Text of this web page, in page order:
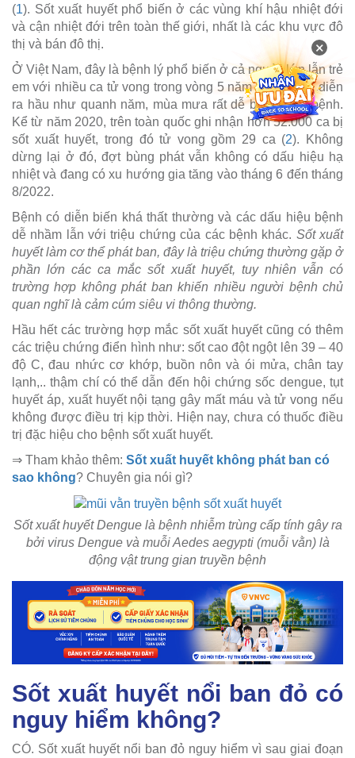
(1). Sốt xuất huyết phổ biến ở các vùng khí hậu nhiệt đới
và cận nhiệt đới trên toàn thế giới, nhất là các khu vực đô
thị và bán đô thị.
Ở Việt Nam, đây là bệnh lý phổ biến ở cả người lớn lẫn trẻ
em với nhiều ca tử vong trong vòng 5 năm trở lại đây, diễn
ra hầu như quanh năm, mùa mưa rất dễ bùng phát bệnh.
Kể từ năm 2020, trên toàn quốc ghi nhận hơn 52.000 ca bị
sốt xuất huyết, trong đó tử vong gồm 29 ca (2). Không
dừng lại ở đó, đợt bùng phát vẫn không có dấu hiệu hạ
nhiệt và đang có xu hướng gia tăng vào tháng 6 đến tháng
8/2022.
Bệnh có diễn biến khá thất thường và các dấu hiệu bệnh
dễ nhầm lẫn với triệu chứng của các bệnh khác. Sốt xuất
huyết làm cơ thể phát ban, đây là triệu chứng thường gặp ở
phần lớn các ca mắc sốt xuất huyết, tuy nhiên vẫn có
trường hợp không phát ban khiến nhiều người bệnh chủ
quan nghĩ là cảm cúm siêu vi thông thường.
Hầu hết các trường hợp mắc sốt xuất huyết cũng có thêm
các triệu chứng điển hình như: sốt cao đột ngột lên 39 – 40
độ C, đau nhức cơ khớp, buồn nôn và ói mửa, chân tay
lạnh,.. thậm chí có thể dẫn đến hội chứng sốc dengue, tụt
huyết áp, xuất huyết nội tạng gây mất máu và tử vong nếu
không được điều trị kịp thời. Hiện nay, chưa có thuốc điều
trị đặc hiệu cho bệnh sốt xuất huyết.
⇒ Tham khảo thêm: Sốt xuất huyết không phát ban có
sao không? Chuyên gia nói gì?
Sốt xuất huyết Dengue là bệnh nhiễm trùng cấp tính gây ra
bởi virus Dengue và muỗi Aedes aegypti (muỗi vằn) là
động vật trung gian truyền bệnh
Sốt xuất huyết nổi ban đỏ có
nguy hiểm không?
CÓ. Sốt xuất huyết nổi ban đỏ nguy hiểm vì sau giai đoạn
×